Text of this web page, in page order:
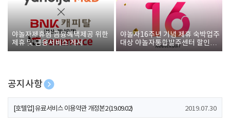
야놀자제휴점 금융혜택제공 위한
제휴 및 금융서비스 게시
야놀자16주년 기념 제휴 숙박업주
대상 야놀자통합발주센터 할인쿠
폰 증정
공지사항
[호텔업] 개인정보 처리방침 개정본1 (19.09.02)
[호텔업] 유료서비스 이용약관 개정본2 (19.09.02) 2019.07.30